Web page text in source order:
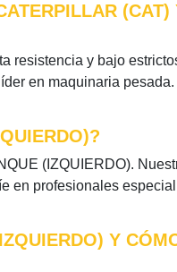
resistencia y bajo
en maquinaria pesada.
(IZQUIERDO).
en profesionales
Y